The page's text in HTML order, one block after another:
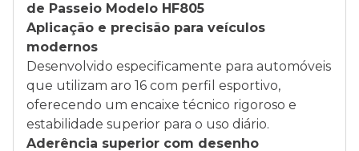
de Passeio Modelo HF805
Aplicação e precisão para veículos
modernos
Desenvolvido especificamente para automóveis
que utilizam aro 16 com perfil esportivo,
oferecendo um encaixe técnico rigoroso e
estabilidade superior para o uso diário.
Aderência superior com desenho